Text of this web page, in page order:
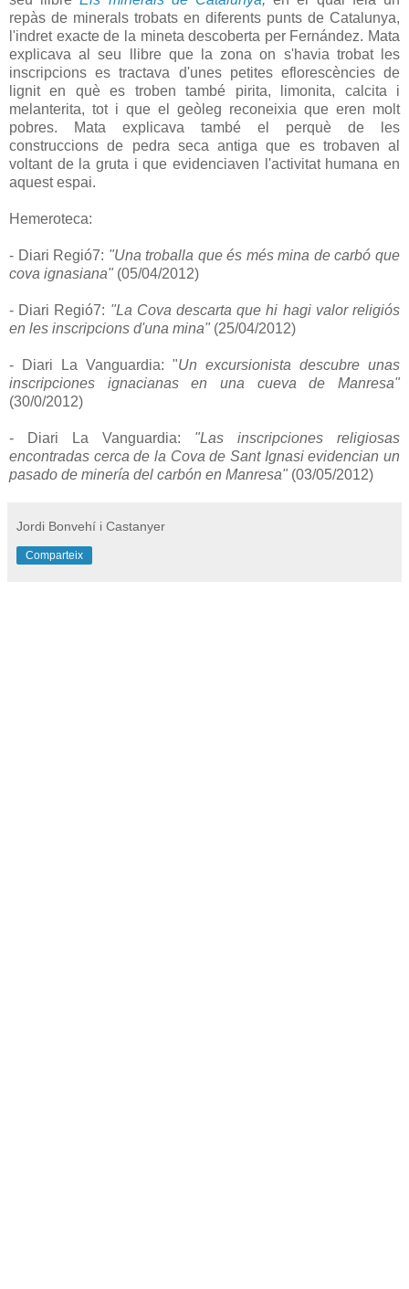
repàs de minerals trobats en diferents punts de Catalunya,
l'indret exacte de la mineta descoberta per Fernández. Mata
explicava al seu llibre que la zona on s'havia trobat les
inscripcions es tractava d'unes petites eflorescències de
lignit en què es troben també pirita, limonita, calcita i
melanterita, tot i que el geòleg reconeixia que eren molt
pobres. Mata explicava també el perquè de les
construccions de pedra seca antiga que es trobaven al
voltant de la gruta i que evidenciaven l'activitat humana en
aquest espai.
Hemeroteca:
- Diari Regió7: "Una troballa que és més mina de carbó que
cova ignasiana" (05/04/2012)
- Diari Regió7: "La Cova descarta que hi hagi valor religiós
en les inscripcions d'una mina" (25/04/2012)
- Diari La Vanguardia: "Un excursionista descubre unas
inscripciones ignacianas en una cueva de Manresa"
(30/0/2012)
- Diari La Vanguardia: "Las inscripciones religiosas
encontradas cerca de la Cova de Sant Ignasi evidencian un
pasado de minería del carbón en Manresa" (03/05/2012)
Jordi Bonvehí i Castanyer
Comparteix